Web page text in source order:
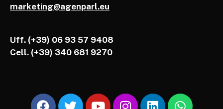
marketing@agenparl.eu
Uff. (+39) 06 93 57 9408
Cell. (+39) 340 681 9270